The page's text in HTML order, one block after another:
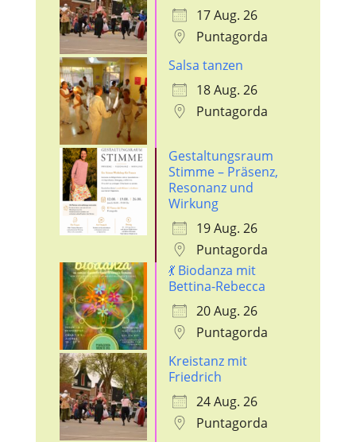
17 Aug. 26
Puntagorda
Salsa tanzen
18 Aug. 26
Puntagorda
Gestaltungsraum
Stimme – Präsenz,
Resonanz und
Wirkung
19 Aug. 26
Puntagorda
💃 Biodanza mit
Bettina-Rebecca
20 Aug. 26
Puntagorda
Kreistanz mit
Friedrich
24 Aug. 26
Puntagorda